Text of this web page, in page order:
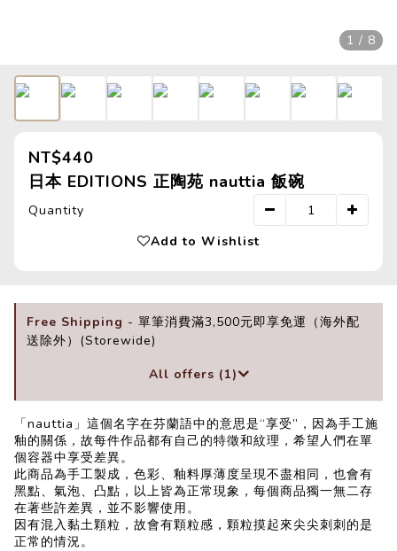
1 / 8
NT$440
日本 EDITIONS 正陶苑 nauttia 飯碗
Quantity
Add to Wishlist
Free Shipping - 單筆消費滿3,500元即享免運（海外配
送除外）(Storewide)
All offers (1)
「nauttia」這個名字在芬蘭語中的意思是“享受”，因為手工施
釉的關係，故每件作品都有自己的特徵和紋理，希望人們在單
個容器中享受差異。
此商品為手工製成，色彩、釉料厚薄度呈現不盡相同，也會有
黑點、氣泡、凸點，以上皆為正常現象，每個商品獨一無二存
在著些許差異，並不影響使用。
因有混入黏土顆粒，故會有顆粒感，顆粒摸起來尖尖刺刺的是
正常的情況。